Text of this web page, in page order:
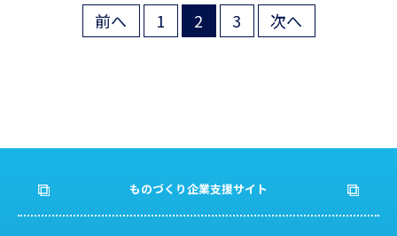
投
ペ
ー
ジ
前へ 1 2 3 次へ
ものづくり企業支援サイト